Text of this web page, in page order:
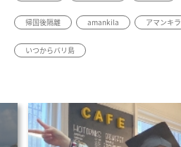
帰国後隔離 amankila アマンキラ
いつからバリ島